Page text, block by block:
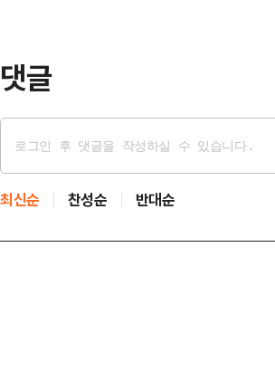
댓글
최신순 찬성순 반대순